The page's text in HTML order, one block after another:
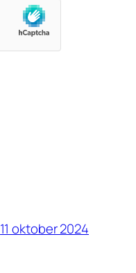
11 oktober 2024